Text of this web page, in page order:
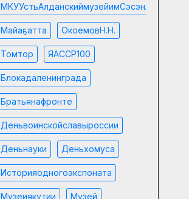
Майаҕатта ОкоемовН.Н.
Томтор ЯАССР100
Блокадаленинграда
Братьянафронте
Деньвоинскойславыроссии
Деньнауки Деньхомуса
Историяодногоэкспоната
Музеиякутии Музей